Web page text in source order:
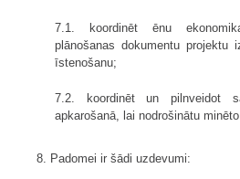
7.1. koordinēt ēnu
plānošanas dokumentu
īstenošanu;
7.2. koordinēt un pilnveidot
apkarošanā, lai nodrošinātu
8. Padomei ir šādi uzdevumi: